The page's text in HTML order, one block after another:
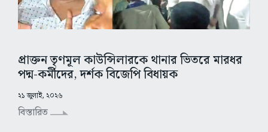
প্রাক্তন তৃণমূল কাউন্সিলারকে থানার ভিতরে মারধর
পদ্ম-কর্মীদের, দর্শক বিজেপি বিধায়ক
২১ জুলাই, ২০২৬
বিস্তারিত